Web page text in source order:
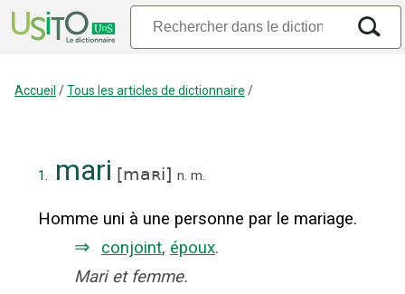
Accueil /Tous les articles de dictionnaire /
1. mari [maʀi] n. m.
Homme uni à une personne par le mariage.
⇒ conjoint, époux.
Mari et femme.